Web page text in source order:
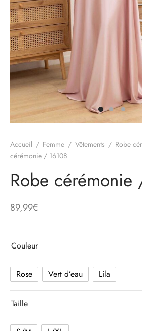
Accueil / Femme / Vêtements / Robe
cérémonie / 16108
Robe
89,99€
Couleur
Rose Vert d’eau Lila
Taille
Jogging
Combinaison
Combishort
Blazer
Doudoune, Parka